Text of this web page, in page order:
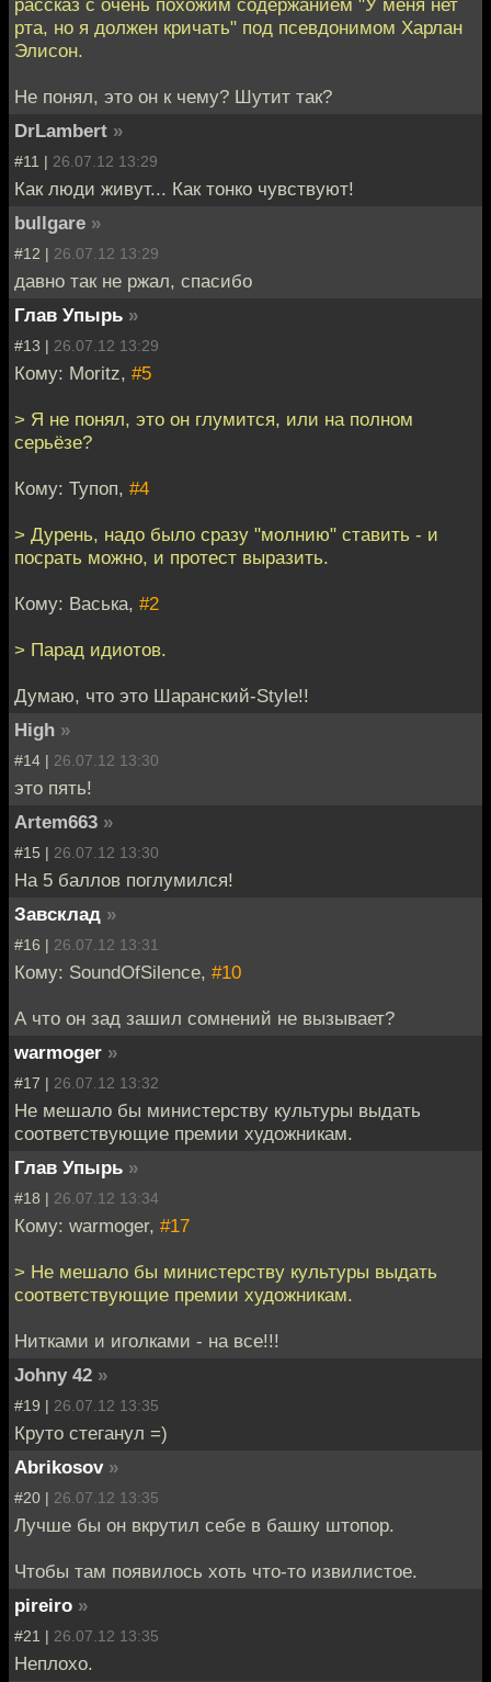
рта, но я должен кричать" под псевдонимом Харлан
Элисон.
Не понял, это он к чему? Шутит так?
DrLambert »
#11 | 26.07.12 13:29
Как люди живут... Как тонко чувствуют!
bullgare »
#12 | 26.07.12 13:29
давно так не ржал, спасибо
Глав Упырь »
#13 | 26.07.12 13:29
Кому: Moritz, #5
> Я не понял, это он глумится, или на полном
серьёзе?
Кому: Тупоп, #4
> Дурень, надо было сразу "молнию" ставить - и
посрать можно, и протест выразить.
Кому: Васька, #2
> Парад идиотов.
Думаю, что это Шаранский-Style!!
High »
#14 | 26.07.12 13:30
это пять!
Artem663 »
#15 | 26.07.12 13:30
На 5 баллов поглумился!
Завсклад »
#16 | 26.07.12 13:31
Кому: SoundOfSilence, #10
А что он зад зашил сомнений не вызывает?
warmoger »
#17 | 26.07.12 13:32
Не мешало бы министерству культуры выдать
соответствующие премии художникам.
Глав Упырь »
#18 | 26.07.12 13:34
Кому: warmoger, #17
> Не мешало бы министерству культуры выдать
соответствующие премии художникам.
Нитками и иголками - на все!!!
Johny 42 »
#19 | 26.07.12 13:35
Круто стеганул =)
Abrikosov »
#20 | 26.07.12 13:35
Лучше бы он вкрутил себе в башку штопор.
Чтобы там появилось хоть что-то извилистое.
pireiro »
#21 | 26.07.12 13:35
Неплохо.